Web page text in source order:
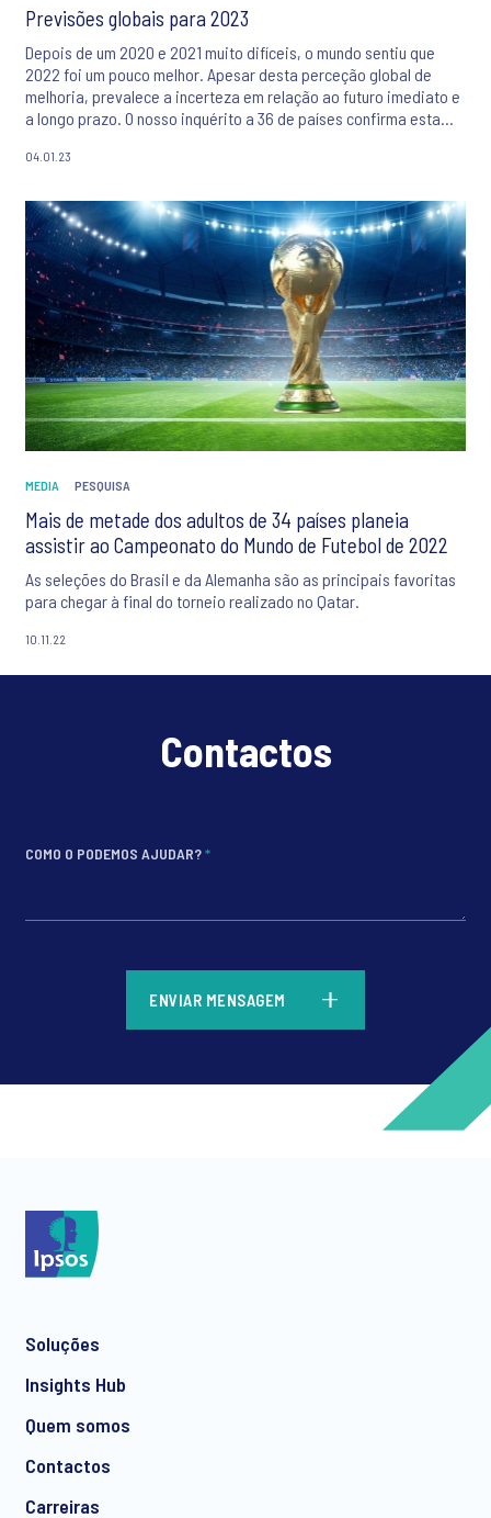
Previsões globais para 2023
Depois de um 2020 e 2021 muito difíceis, o mundo sentiu que
2022 foi um pouco melhor. Apesar desta perceção global de
melhoria, prevalece a incerteza em relação ao futuro imediato e
a longo prazo. O nosso inquérito a 36 de países confirma esta
relação a 2023. A maioria mostra-se preocupada com a
04.01.23
MEDIA PESQUISA
Mais de metade dos adultos de 34 países planeia
assistir ao Campeonato do Mundo de Futebol de 2022
As seleções do Brasil e da Alemanha são as principais favoritas
para chegar à final do torneio realizado no Qatar.
10.11.22
Contactos
COMO O PODEMOS AJUDAR?*
ENVIAR MENSAGEM
Soluções
Insights Hub
Quem somos
Contactos
Carreiras